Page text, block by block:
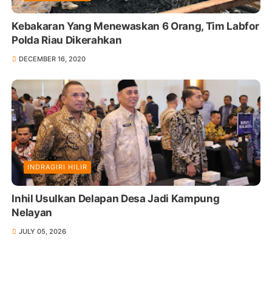
Kebakaran Yang Menewaskan 6 Orang, Tim Labfor
Polda Riau Dikerahkan
DECEMBER 16, 2020
INDRAGIRI HILIR
Inhil Usulkan Delapan Desa Jadi Kampung
Nelayan
JULY 05, 2026